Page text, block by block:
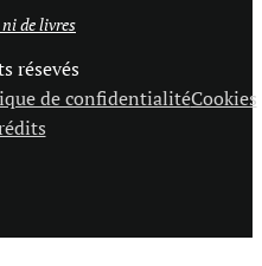
de livres
résevés
de confidentialitéCookies